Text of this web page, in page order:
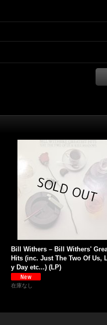
Bill Withers ‎– Bill Withers'
Hits (inc. Just The Two Of Us,
y Day etc...) (LP)
在庫なし